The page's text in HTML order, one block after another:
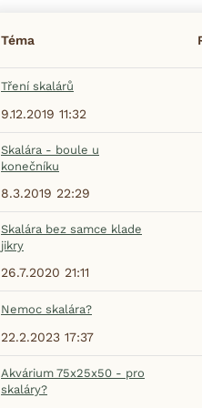
Téma
Tření skalárů
9.12.2019 11:32
Skalára - boule u
konečníku
8.3.2019 22:29
Skalára bez samce klade
jikry
26.7.2020 21:11
Nemoc skalára?
22.2.2023 17:37
Akvárium 75x25x50 - pro
skaláry?